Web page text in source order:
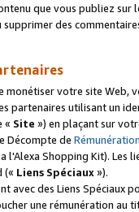
que vous publiez
des
monétiser votre site Web,
partenaires utilisant un
« Site ») en plaçant sur
Décompte de
l'Alexa Shopping Kit).
(« Liens Spéciaux»).
avec des Liens Spéciaux
une rémunération